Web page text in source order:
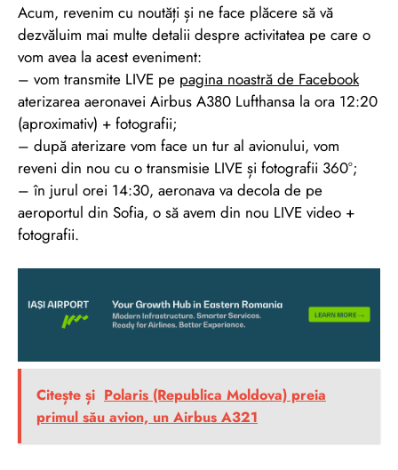
Acum, revenim cu noutăți și ne face plăcere să vă
dezvăluim mai multe detalii despre activitatea pe care o
vom avea la acest eveniment:
– vom transmite LIVE pe pagina noastră de Facebook
aterizarea aeronavei Airbus A380 Lufthansa la ora 12:20
(aproximativ) + fotografii;
– după aterizare vom face un tur al avionului, vom
reveni din nou cu o transmisie LIVE și fotografii 360°;
– în jurul orei 14:30, aeronava va decola de pe
aeroportul din Sofia, o să avem din nou LIVE video +
fotografii.
Citește și Polaris (Republica Moldova) preia
primul său avion, un Airbus A321